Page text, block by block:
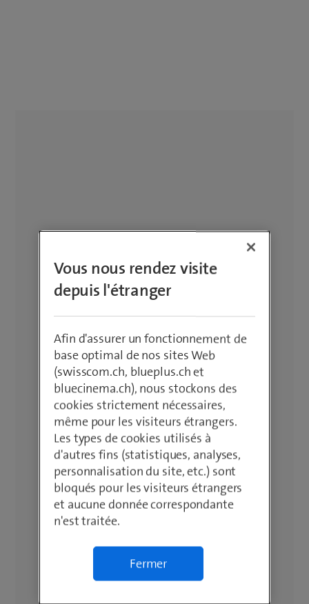
Vous nous rendez visite
depuis l'étranger
Afin d'assurer un fonctionnement de
base optimal de nos sites Web
(swisscom.ch, blueplus.ch et
bluecinema.ch), nous stockons des
cookies strictement nécessaires,
même pour les visiteurs étrangers.
Les types de cookies utilisés à
d'autres fins (statistiques, analyses,
personnalisation du site, etc.) sont
bloqués pour les visiteurs étrangers
et aucune donnée correspondante
n'est traitée.
Fermer